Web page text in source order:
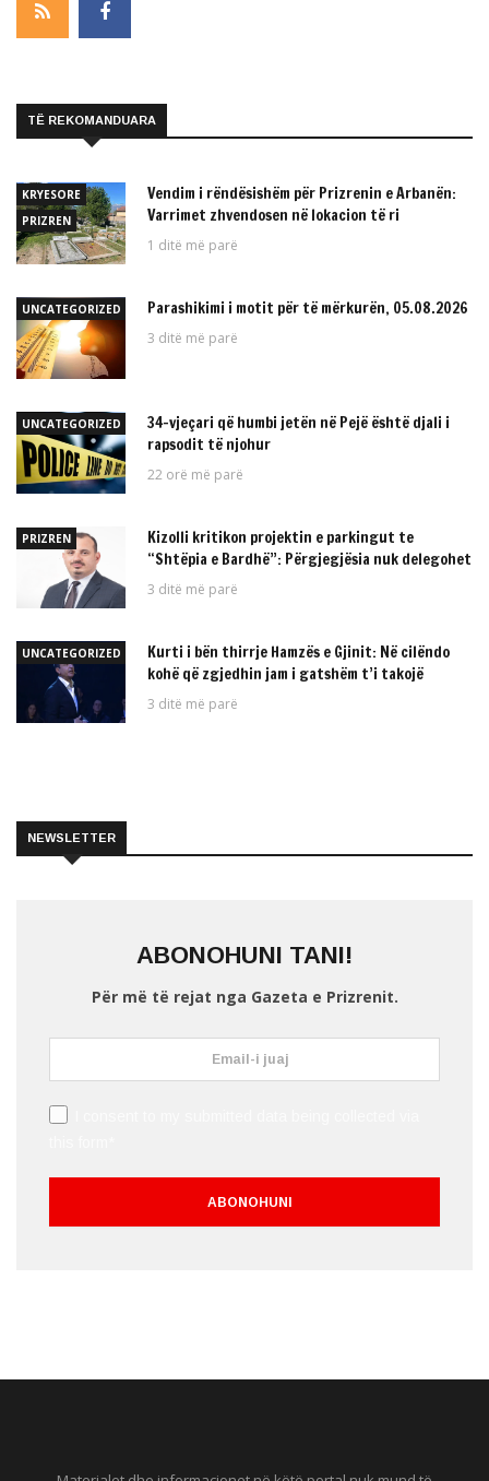
TË REKOMANDUARA
KRYESORE
PRIZREN
Vendim i rëndësishëm për Prizrenin e Arbanën:
Varrimet zhvendosen në lokacion të ri
1 ditë më parë
UNCATEGORIZED Parashikimi i motit për të mërkurën, 05.08.2026
3 ditë më parë
UNCATEGORIZED
34-vjeçari që humbi jetën në Pejë është djali i
rapsodit të njohur
22 orë më parë
PRIZREN
Kizolli kritikon projektin e parkingut te
“Shtëpia e Bardhë”: Përgjegjësia nuk delegohet
3 ditë më parë
UNCATEGORIZED
Kurti i bën thirrje Hamzës e Gjinit: Në cilëndo
kohë që zgjedhin jam i gatshëm t’i takojë
3 ditë më parë
NEWSLETTER
ABONOHUNI TANI!
Për më të rejat nga Gazeta e Prizrenit.